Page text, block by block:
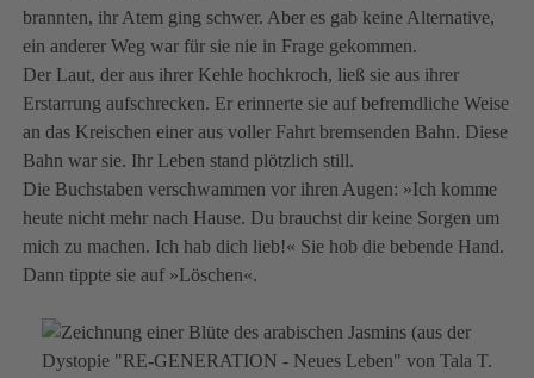
brannten, ihr Atem ging schwer. Aber es gab keine Alternative,
ein anderer Weg war für sie nie in Frage gekommen.
Der Laut, der aus ihrer Kehle hochkroch, ließ sie aus ihrer
Erstarrung aufschrecken. Er erinnerte sie auf befremdliche Weise
an das Kreischen einer aus voller Fahrt bremsenden Bahn. Diese
Bahn war sie. Ihr Leben stand plötzlich still.
Die Buchstaben verschwammen vor ihren Augen: »Ich komme
heute nicht mehr nach Hause. Du brauchst dir keine Sorgen um
mich zu machen. Ich hab dich lieb!« Sie hob die bebende Hand.
Dann tippte sie auf »Löschen«.